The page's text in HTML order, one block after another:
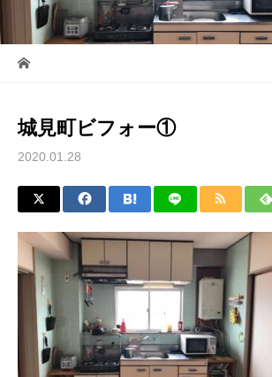
城見町ビフォー①
2020.01.28